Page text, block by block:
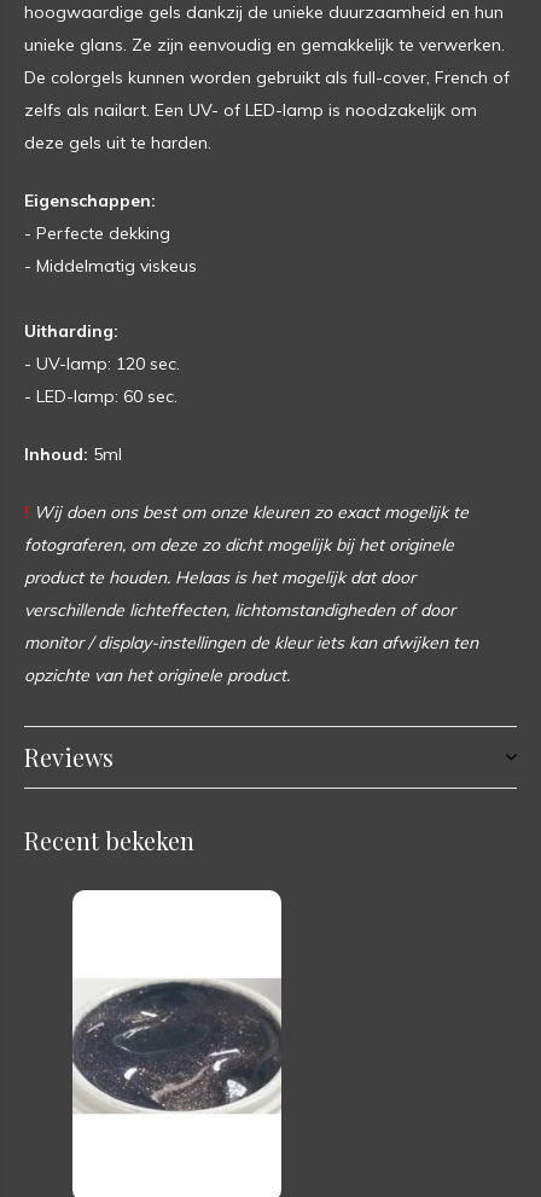
hoogwaardige gels dankzij de unieke duurzaamheid en hun
unieke glans. Ze zijn eenvoudig en gemakkelijk te verwerken.
De colorgels kunnen worden gebruikt als full-cover, French of
zelfs als nailart. Een UV- of LED-lamp is noodzakelijk om
deze gels uit te harden.
Eigenschappen:
- Perfecte dekking
- Middelmatig viskeus
Uitharding:
- UV-lamp: 120 sec.
- LED-lamp: 60 sec.
Inhoud: 5ml
! Wij doen ons best om onze kleuren zo exact mogelijk te
fotograferen, om deze zo dicht mogelijk bij het originele
product te houden. Helaas is het mogelijk dat door
verschillende lichteffecten, lichtomstandigheden of door
monitor / display-instellingen de kleur iets kan afwijken ten
opzichte van het originele product.
Reviews
Recent bekeken